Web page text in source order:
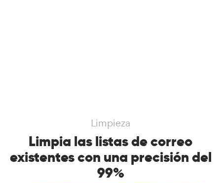
Limpieza
Limpia las listas de correo
existentes con una precisión del
99%